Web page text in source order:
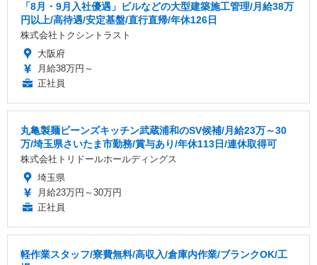
「8月・9月入社優遇」ビルなどの大型建築施工管理/月給38万
円以上/高待遇/安定基盤/直行直帰/年休126日
株式会社トクシントラスト
大阪府
月給38万円～
正社員
丸亀製麺ビーンズキッチン武蔵浦和のSV候補/月給23万～30
万/埼玉県さいたま市勤務/賞与あり/年休113日/連休取得可
株式会社トリドールホールディングス
埼玉県
月給23万円～30万円
正社員
軽作業スタッフ/寮費無料/高収入/倉庫内作業/ブランクOK/工